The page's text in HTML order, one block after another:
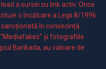
a sursei cu link activ. Orice
o încălcare a Legii 8/1996
în consecință.
și fotografiile
Barikada, au valoare de